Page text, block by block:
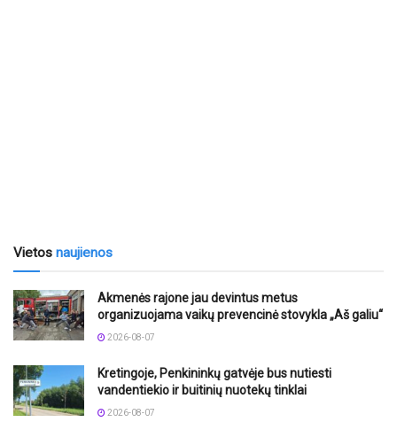
Vietos naujienos
Akmenės rajone jau devintus metus
organizuojama vaikų prevencinė stovykla „Aš galiu“
2026-08-07
Kretingoje, Penkininkų gatvėje bus nutiesti
vandentiekio ir buitinių nuotekų tinklai
2026-08-07